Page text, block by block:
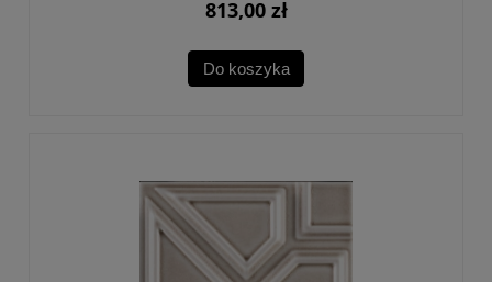
813,00 zł
Do koszyka